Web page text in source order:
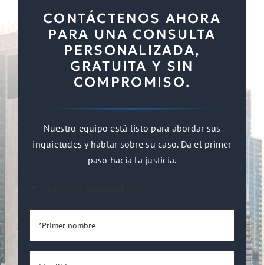
CONTÁCTENOS AHORA
PARA UNA CONSULTA
PERSONALIZADA,
GRATUITA Y SIN
COMPROMISO.
Nuestro equipo está listo para abordar sus
inquietudes y hablar sobre su caso. Da el primer
paso hacia la justicia.
"*
nombre